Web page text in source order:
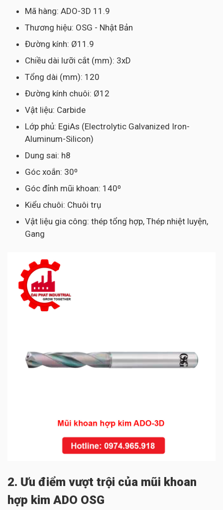
Mã hàng: ADO-3D 11.9
Thương hiệu: OSG - Nhật Bản
Đường kính: Ø11.9
Chiều dài lưỡi cắt (mm): 3xD
Tổng dài (mm): 120
Đường kính chuôi: Ø12
Vật liệu: Carbide
Lớp phủ: EgiAs (Electrolytic Galvanized Iron-
Aluminum-Silicon)
Dung sai: h8
Góc xoắn: 30⁰
Góc đỉnh mũi khoan: 140⁰
Kiểu chuôi: Chuôi trụ
Vật liệu gia công: thép tổng hợp, Thép nhiệt luyện,
Gang
2. Ưu điểm vượt trội của mũi khoan
hợp kim ADO OSG